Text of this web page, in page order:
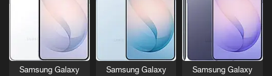
Samsung Galaxy
Samsung Galaxy
Samsung Galaxy